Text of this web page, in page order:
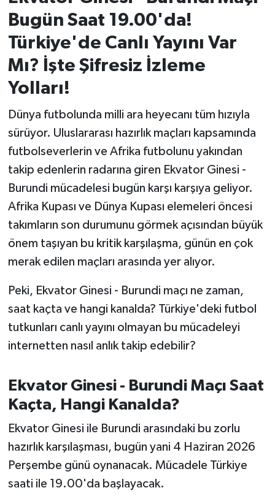
Bugün Saat 19.00'da!
Türkiye'de Canlı Yayını Var
Mı? İşte Şifresiz İzleme
Yolları!
Dünya futbolunda milli ara heyecanı tüm hızıyla
sürüyor. Uluslararası hazırlık maçları kapsamında
futbolseverlerin ve Afrika futbolunu yakından
takip edenlerin radarına giren Ekvator Ginesi -
Burundi mücadelesi bugün karşı karşıya geliyor.
Afrika Kupası ve Dünya Kupası elemeleri öncesi
takımların son durumunu görmek açısından büyük
önem taşıyan bu kritik karşılaşma, günün en çok
merak edilen maçları arasında yer alıyor.
Peki, Ekvator Ginesi - Burundi maçı ne zaman,
saat kaçta ve hangi kanalda? Türkiye'deki futbol
tutkunları canlı yayını olmayan bu mücadeleyi
internetten nasıl anlık takip edebilir?
Ekvator Ginesi - Burundi Maçı Saat
Kaçta, Hangi Kanalda?
Ekvator Ginesi ile Burundi arasındaki bu zorlu
hazırlık karşılaşması, bugün yani 4 Haziran 2026
Perşembe günü oynanacak. Mücadele Türkiye
saati ile 19.00'da başlayacak.
İvrindi
KENT GÜNDEMİ
Kepsut
MAGAZİN
MANŞET
Manyas
OLAY
Resmi İlanlar
SAĞLIK
SEYAHAT
SİYASET
Sındırgı